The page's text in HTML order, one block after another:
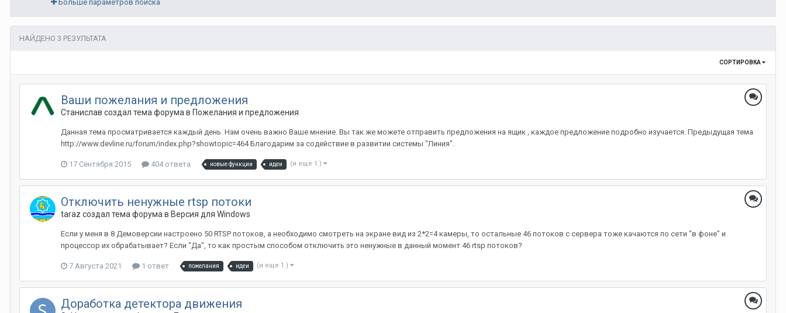
Больше параметров поиска
НАЙДЕНО 3 РЕЗУЛЬТАТА
СОРТИРОВКА
Ваши пожелания и предложения
Станислав создал тема форума в Пожелания и предложения
Данная тема просматривается каждый день. Нам очень важно Ваше мнение. Вы так же можете отправить предложения на ящик , каждое предложение подробно изучается. Предыдущая тема
http://www.devline.ru/forum/index.php?showtopic=464 Благодарим за содействие в развитии системы "Линия".
17 Сентября 2015 404 ответа новые функции идеи (и еще 1 )
Отключить ненужные rtsp потоки
taraz создал тема форума в Версия для Windows
Если у меня в 8 Демоверсии настроено 50 RTSP потоков, а необходимо смотреть на экране вид из 2*2=4 камеры, то остальные 46 потоков с сервера тоже качаются по сети "в фоне" и
процессор их обрабатывает? Если "Да", то как простым способом отключить это ненужные в данный момент 46 rtsp потоков?
7 Августа 2021 1 ответ пожелания идеи (и еще 1 )
Доработка детектора движения